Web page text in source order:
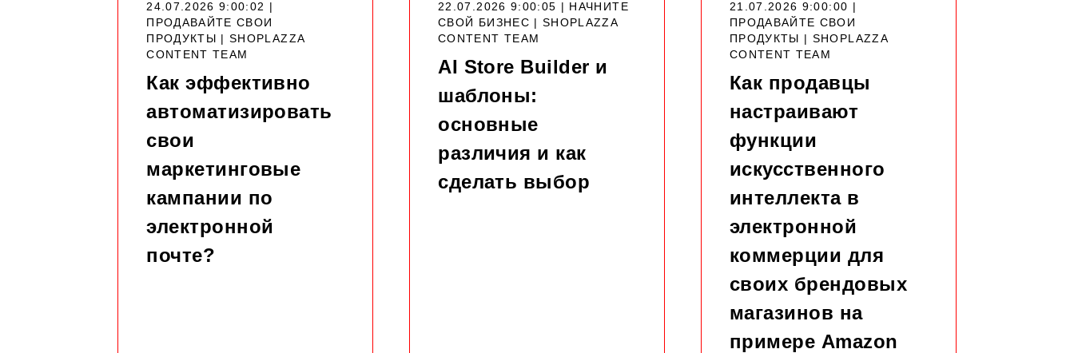
24.07.2026 9:00:02 |
ПРОДАВАЙТЕ СВОИ
ПРОДУКТЫ |SHOPLAZZA
CONTENT TEAM
Как эффективно
автоматизировать
свои
маркетинговые
кампании по
электронной
почте?
22.07.2026 9:00:05 | НАЧНИТЕ
СВОЙ БИЗНЕС | SHOPLAZZA
CONTENT TEAM
AI Store Builder и
шаблоны:
основные
различия и как
сделать выбор
21.07.2026 9:00:00 |
ПРОДАВАЙТЕ СВОИ
ПРОДУКТЫ | SHOPLAZZA
CONTENT TEAM
Как продавцы
настраивают
функции
искусственного
интеллекта в
электронной
коммерции для
своих брендовых
магазинов на
примере Amazon